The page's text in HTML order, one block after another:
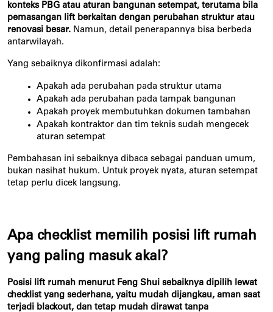
konteks PBG atau aturan bangunan setempat, terutama bila
pemasangan lift berkaitan dengan perubahan struktur atau
renovasi besar. Namun, detail penerapannya bisa berbeda
antarwilayah.
Yang sebaiknya dikonfirmasi adalah:
Apakah ada perubahan pada struktur utama
Apakah ada perubahan pada tampak bangunan
Apakah proyek membutuhkan dokumen tambahan
Apakah kontraktor dan tim teknis sudah mengecek
aturan setempat
Pembahasan ini sebaiknya dibaca sebagai panduan umum,
bukan nasihat hukum. Untuk proyek nyata, aturan setempat
tetap perlu dicek langsung.
Apa checklist memilih posisi lift rumah
yang paling masuk akal?
Posisi lift rumah menurut Feng Shui sebaiknya dipilih lewat
checklist yang sederhana, yaitu mudah dijangkau, aman saat
terjadi blackout, dan tetap mudah dirawat tanpa